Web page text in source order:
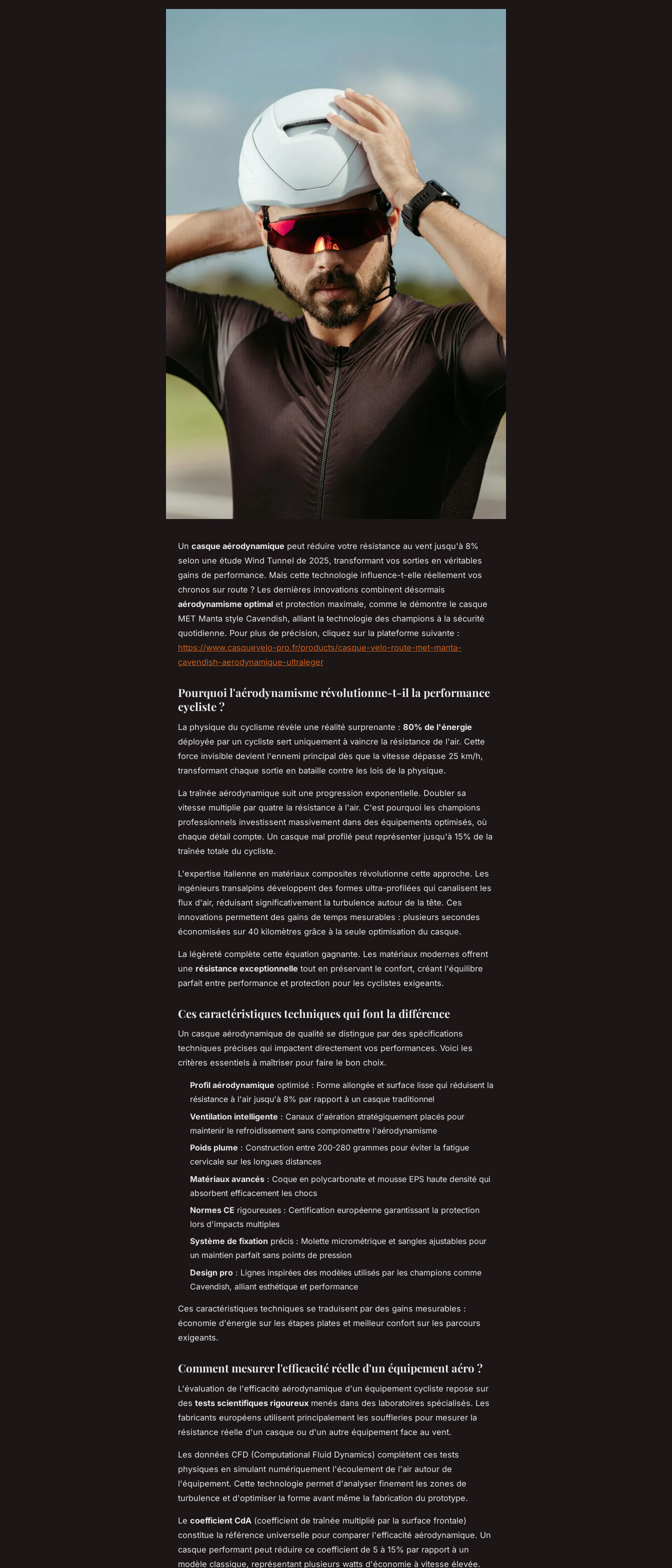
Un casque aérodynamique peut réduire votre résistance au vent jusqu'à 8%
selon une étude Wind Tunnel de 2025, transformant vos sorties en véritables
gains de performance. Mais cette technologie influence-t-elle réellement vos
chronos sur route ? Les dernières innovations combinent désormais
aérodynamisme optimal et protection maximale, comme le démontre le casque
MET Manta style Cavendish, alliant la technologie des champions à la sécurité
quotidienne. Pour plus de précision, cliquez sur la plateforme suivante :
https://www.casquevelo-pro.fr/products/casque-velo-route-met-manta-
cavendish-aerodynamique-ultraleger
Pourquoi l'aérodynamisme révolutionne-t-il la performance
cycliste ?
La physique du cyclisme révèle une réalité surprenante : 80% de l'énergie
déployée par un cycliste sert uniquement à vaincre la résistance de l'air. Cette
force invisible devient l'ennemi principal dès que la vitesse dépasse 25 km/h,
transformant chaque sortie en bataille contre les lois de la physique.
La traînée aérodynamique suit une progression exponentielle. Doubler sa
vitesse multiplie par quatre la résistance à l'air. C'est pourquoi les champions
professionnels investissent massivement dans des équipements optimisés, où
chaque détail compte. Un casque mal profilé peut représenter jusqu'à 15% de la
traînée totale du cycliste.
L'expertise italienne en matériaux composites révolutionne cette approche. Les
ingénieurs transalpins développent des formes ultra-profilées qui canalisent les
flux d'air, réduisant significativement la turbulence autour de la tête. Ces
innovations permettent des gains de temps mesurables : plusieurs secondes
économisées sur 40 kilomètres grâce à la seule optimisation du casque.
La légèreté complète cette équation gagnante. Les matériaux modernes offrent
une résistance exceptionnelle tout en préservant le confort, créant l'équilibre
parfait entre performance et protection pour les cyclistes exigeants.
Ces caractéristiques techniques qui font la différence
Un casque aérodynamique de qualité se distingue par des spécifications
techniques précises qui impactent directement vos performances. Voici les
critères essentiels à maîtriser pour faire le bon choix.
Profil aérodynamique optimisé : Forme allongée et surface lisse qui réduisent la
résistance à l'air jusqu'à 8% par rapport à un casque traditionnel
Ventilation intelligente : Canaux d'aération stratégiquement placés pour
maintenir le refroidissement sans compromettre l'aérodynamisme
Poids plume : Construction entre 200-280 grammes pour éviter la fatigue
cervicale sur les longues distances
Matériaux avancés : Coque en polycarbonate et mousse EPS haute densité qui
absorbent efficacement les chocs
Normes CE rigoureuses : Certification européenne garantissant la protection
lors d'impacts multiples
Système de fixation précis : Molette micrométrique et sangles ajustables pour
un maintien parfait sans points de pression
Design pro : Lignes inspirées des modèles utilisés par les champions comme
Cavendish, alliant esthétique et performance
Ces caractéristiques techniques se traduisent par des gains mesurables :
économie d'énergie sur les étapes plates et meilleur confort sur les parcours
exigeants.
Comment mesurer l'efficacité réelle d'un équipement aéro ?
L'évaluation de l'efficacité aérodynamique d'un équipement cycliste repose sur
des tests scientifiques rigoureux menés dans des laboratoires spécialisés. Les
fabricants européens utilisent principalement les souffleries pour mesurer la
résistance réelle d'un casque ou d'un autre équipement face au vent.
Les données CFD (Computational Fluid Dynamics) complètent ces tests
physiques en simulant numériquement l'écoulement de l'air autour de
l'équipement. Cette technologie permet d'analyser finement les zones de
turbulence et d'optimiser la forme avant même la fabrication du prototype.
Le coefficient CdA (coefficient de traînée multiplié par la surface frontale)
constitue la référence universelle pour comparer l'efficacité aérodynamique. Un
casque performant peut réduire ce coefficient de 5 à 15% par rapport à un
modèle classique, représentant plusieurs watts d'économie à vitesse élevée.